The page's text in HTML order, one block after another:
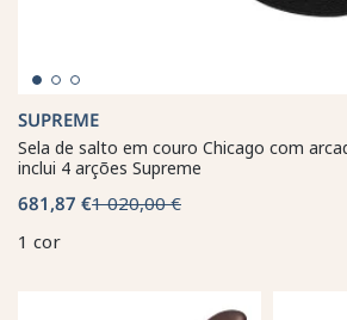
SUPREME
Sela de salto em couro Chicago com
inclui 4 arções Supreme
681,87 €1 020,00 €
1 cor